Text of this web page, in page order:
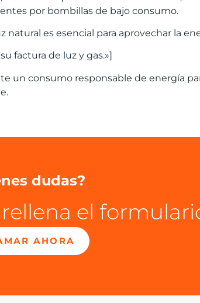
por bombillas de bajo consumo.
es esencial para aprovechar la
factura de luz y gas.»]
un consumo responsable de energía
dudas?
el
AHORA